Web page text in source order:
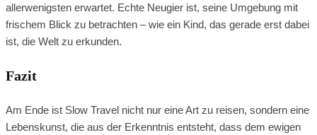
allerwenigsten erwartet. Echte Neugier ist, seine Umgebung mit
frischem Blick zu betrachten – wie ein Kind, das gerade erst dabei
ist, die Welt zu erkunden.
Fazit
Am Ende ist Slow Travel nicht nur eine Art zu reisen, sondern eine
Lebenskunst, die aus der Erkenntnis entsteht, dass dem ewigen